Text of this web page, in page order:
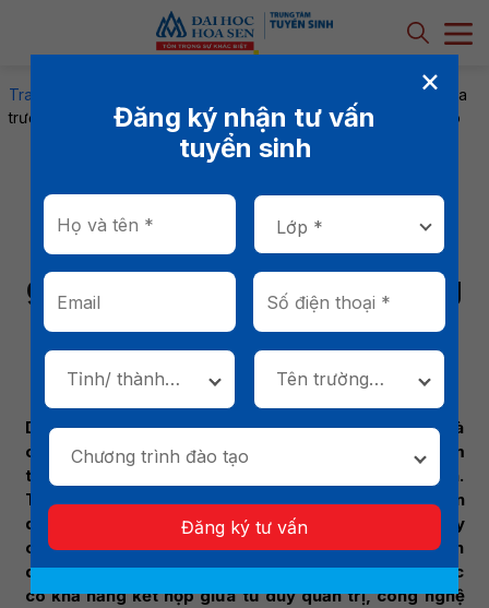
Trang chủ
Ngành Doanh nghiệp số và ứng dụng AI ra
trường làm gì? Cơ hội nghề nghiệp trong thời đại trí tuệ nhân tạo
Ngành Doanh nghiệp số và
ứng dụng AI ra trường làm
gì? Cơ hội nghề nghiệp trong
thời đại trí tuệ nhân tạo
01/06/2026
Doanh nghiệp số và ứng dụng AI ra trường làm gì là
câu hỏi được nhiều thí sinh quan tâm khi AI đang làm
thay đổi cách doanh nghiệp vận hành và phát triển.
Từ marketing, bán hàng, chăm sóc khách hàng đến
quản trị dữ liệu và ra quyết định, trí tuệ nhân tạo ngày
càng hiện diện sâu rộng trong mọi hoạt động kinh
doanh. Điều đó mở ra nhu cầu lớn về nguồn nhân lực
có khả năng kết hợp giữa tư duy quản trị, công nghệ
Đăng ký nhận tư vấn
tuyển sinh
Tỉnh/ thành
phố
Tên trường
THPT *
Chương trình đào tạo
Đăng ký tư vấn
×